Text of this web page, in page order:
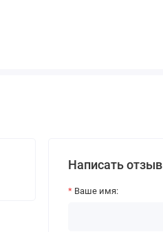
Написать отзыв
Ваше имя: